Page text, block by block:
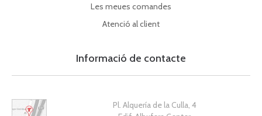
Les meues comandes
Atenció al client
Informació de contacte
Pl. Alquería de la Culla, 4